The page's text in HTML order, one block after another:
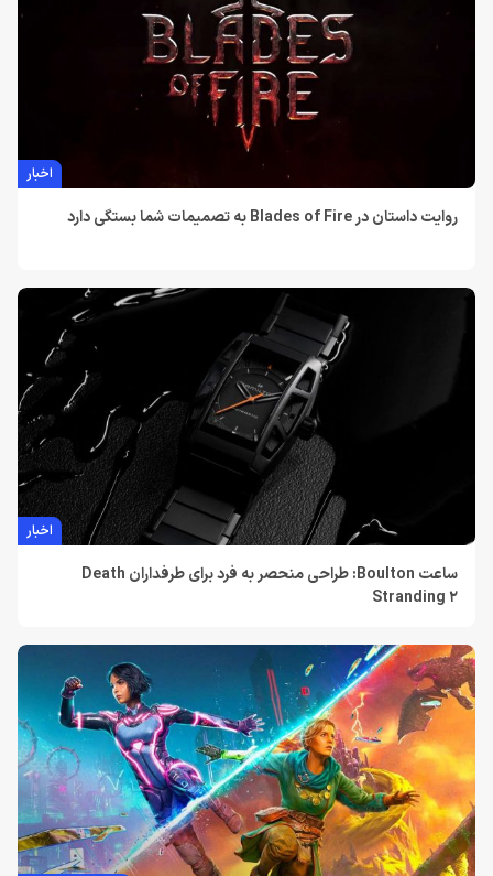
اخبار
روایت داستان در Blades of Fire به تصمیمات شما بستگی دارد
اخبار
ساعت Boulton: طراحی منحصر به فرد برای طرفداران Death
Stranding 2